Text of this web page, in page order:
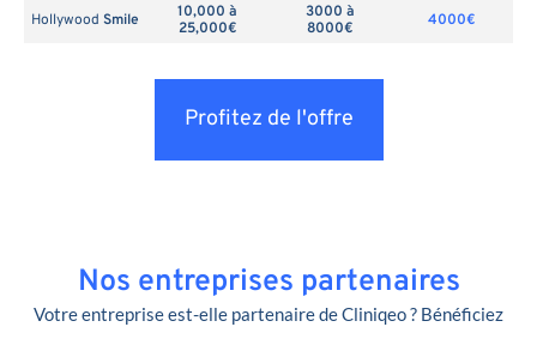
Hollywood Smile
10,000 à
25,000€
3000 à
8000€
4000€
Profitez de l'offre
Nos entreprises partenaires
Votre entreprise est-elle partenaire de Cliniqeo ? Bénéficiez